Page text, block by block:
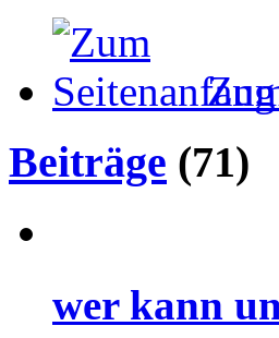
Beiträge (71)
wer kann